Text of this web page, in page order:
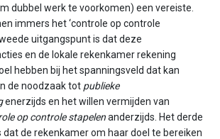
dubbel werk te voorkomen) een vereiste.
immers het ‘controle op controle
uitgangspunt is dat deze
en de lokale rekenkamer rekening
hebben bij het spanningsveld dat kan
de noodzaak tot publieke
enerzijds en het willen vermijden van
op controle stapelenanderzijds. Het derde
dat de rekenkamer om haar doel te bereiken